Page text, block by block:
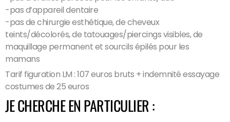
-pas d’appareil dentaire
-pas de chirurgie esthétique, de cheveux
teints/décolorés, de tatouages/piercings visibles, de
maquillage permanent et sourcils épilés pour les
mamans
Tarif figuration LM : 107 euros bruts + indemnité essayage
costumes de 25 euros
JE CHERCHE EN PARTICULIER :